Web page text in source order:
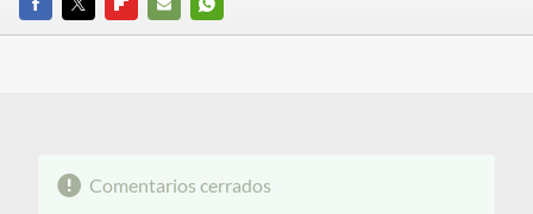
FACEBOOK
TWITTERFLIPBOARD
E-
WHATSAPP
Comentarios cerrados